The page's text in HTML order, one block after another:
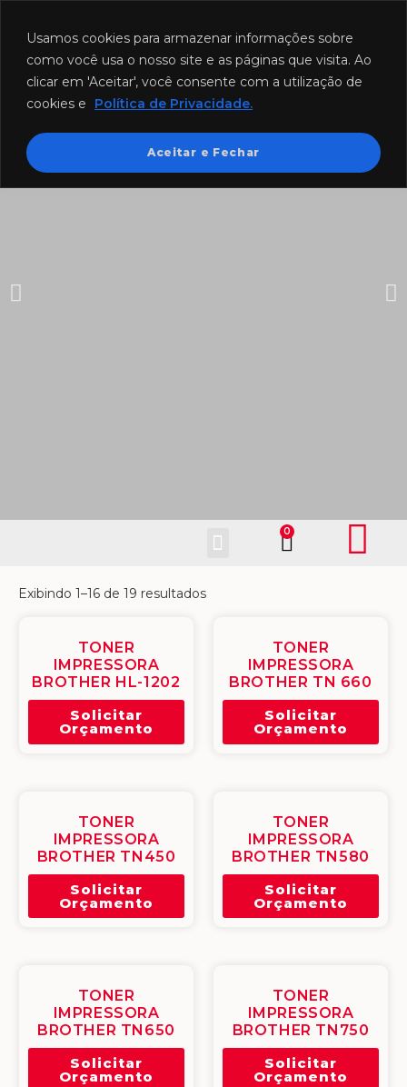
Usamos cookies para armazenar informações sobre
como você usa o nosso site e as páginas que visita. Ao
clicar em 'Aceitar', você consente com a utilização de
cookies e
Política de Privacidade.
Aceitar e Fechar
Exibindo 1–16 de 19 resultados
TONER
IMPRESSORA
BROTHER HL-1202
Solicitar
Orçamento
TONER
IMPRESSORA
BROTHER TN 660
Solicitar
Orçamento
TONER
IMPRESSORA
BROTHER TN450
Solicitar
Orçamento
TONER
IMPRESSORA
BROTHER TN580
Solicitar
Orçamento
TONER
IMPRESSORA
BROTHER TN650
Solicitar
Orçamento
TONER
IMPRESSORA
BROTHER TN750
Solicitar
Orçamento